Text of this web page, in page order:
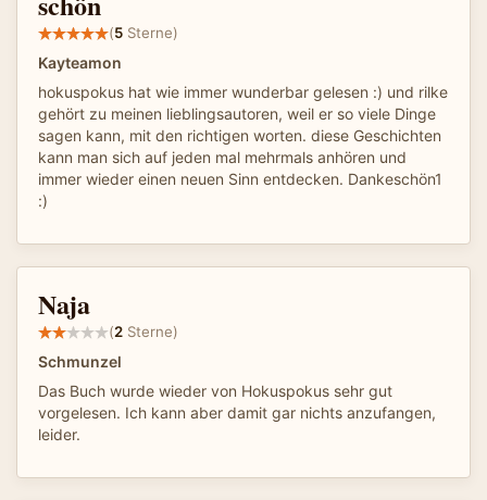
(5 Sterne)
Kayteamon
hokuspokus hat wie immer wunderbar gelesen :) und rilke
gehört zu meinen lieblingsautoren, weil er so viele Dinge
sagen kann, mit den richtigen worten. diese Geschichten
kann man sich auf jeden mal mehrmals anhören und
immer wieder einen neuen Sinn entdecken. Dankeschön1
:)
Naja
(2 Sterne)
Schmunzel
Das Buch wurde wieder von Hokuspokus sehr gut
vorgelesen. Ich kann aber damit gar nichts anzufangen,
leider.